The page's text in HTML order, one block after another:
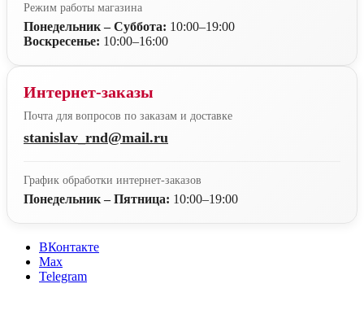
Режим работы магазина
Понедельник – Суббота: 10:00–19:00
Воскресенье: 10:00–16:00
Интернет-заказы
Почта для вопросов по заказам и доставке
stanislav_rnd@mail.ru
График обработки интернет-заказов
Понедельник – Пятница: 10:00–19:00
ВКонтакте
Max
Telegram